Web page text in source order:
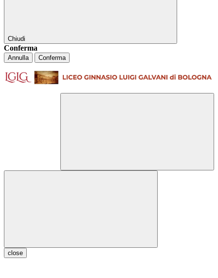
Chiudi
Conferma
Annulla Conferma
close